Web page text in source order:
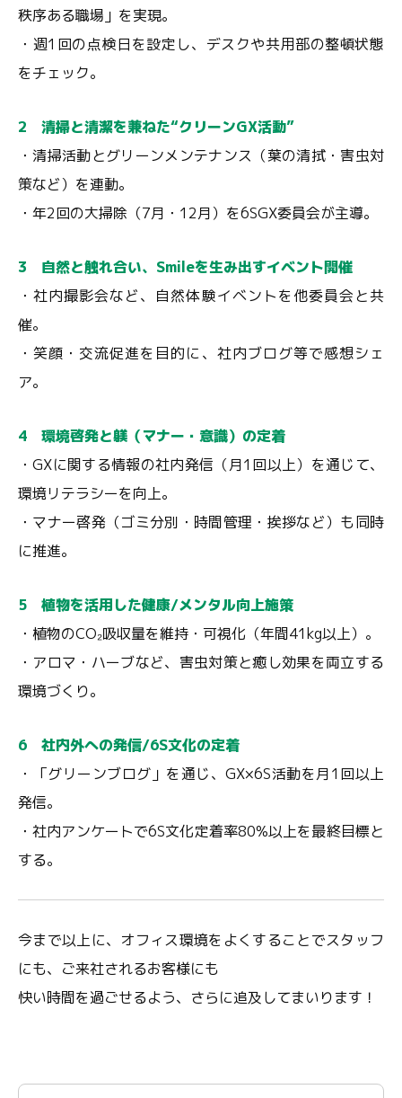
秩序ある職場」を実現。
・週1回の点検日を設定し、デスクや共用部の整頓状態
をチェック。
2 清掃と清潔を兼ねた“クリーンGX活動”
・清掃活動とグリーンメンテナンス（葉の清拭・害虫対
策など）を連動。
・年2回の大掃除（7月・12月）を6SGX委員会が主導。
3 自然と触れ合い、Smileを生み出すイベント開催
・社内撮影会など、自然体験イベントを他委員会と共
催。
・笑顔・交流促進を目的に、社内ブログ等で感想シェ
ア。
4 環境啓発と躾（マナー・意識）の定着
・GXに関する情報の社内発信（月1回以上）を通じて、
環境リテラシーを向上。
・マナー啓発（ゴミ分別・時間管理・挨拶など）も同時
に推進。
5 植物を活用した健康/メンタル向上施策
・植物のCO₂吸収量を維持・可視化（年間41kg以上）。
・アロマ・ハーブなど、害虫対策と癒し効果を両立する
環境づくり。
6 社内外への発信/6S文化の定着
・「グリーンブログ」を通じ、GX×6S活動を月1回以上
発信。
・社内アンケートで6S文化定着率80%以上を最終目標と
する。
今まで以上に、オフィス環境をよくすることでスタッフ
にも、ご来社されるお客様にも
快い時間を過ごせるよう、さらに追及してまいります！